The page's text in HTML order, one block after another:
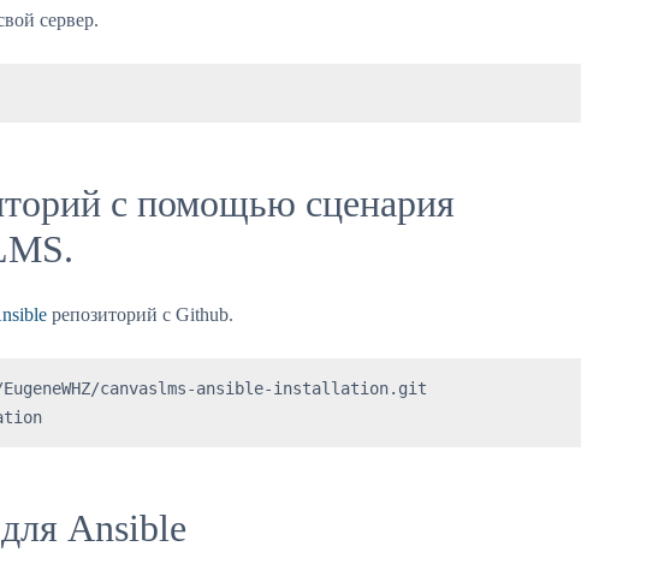
сервер.
с помощью сценария
репозиторий с Github.
canvaslms-ansible-installation.git
Ansible